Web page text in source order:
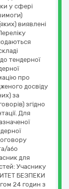
у сфері
виявлені
тендерної
про
досвіду
за
згідно
Для
або
для
Учаснику
БЕЗПЕКИ
24 годин з